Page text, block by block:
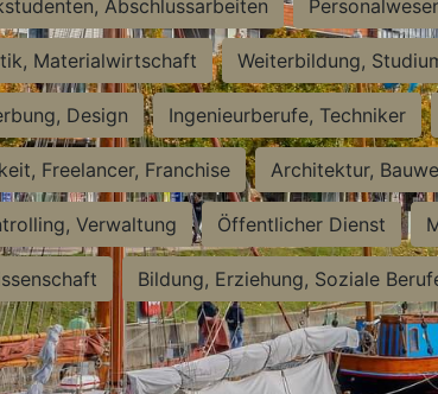
Abschlussarbeiten
Materialwirtschaft Weiterbildung,
Design Ingenieurberufe, Techniker
Freelancer, Franchise Architektur,
Verwaltung Öffentlicher Dienst
Bildung, Erziehung, Soziale